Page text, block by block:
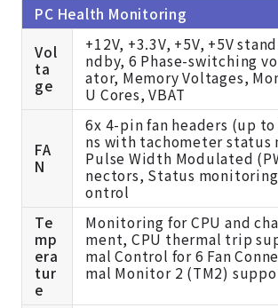
PC Health Monitoring
Vol
ta
ge
+12V, +3.3V, +5V, +5V
ndby, 6 Phase-switching
ator, Memory Voltages,
U Cores, VBAT
FA
N
6x 4-pin fan headers (up to
ns with tachometer status
Pulse Width Modulated
nectors, Status
ontrol
Te
mp
era
tur
e
Monitoring for CPU and
ment, CPU thermal trip
mal Control for 6 Fan
mal Monitor 2 (TM2)